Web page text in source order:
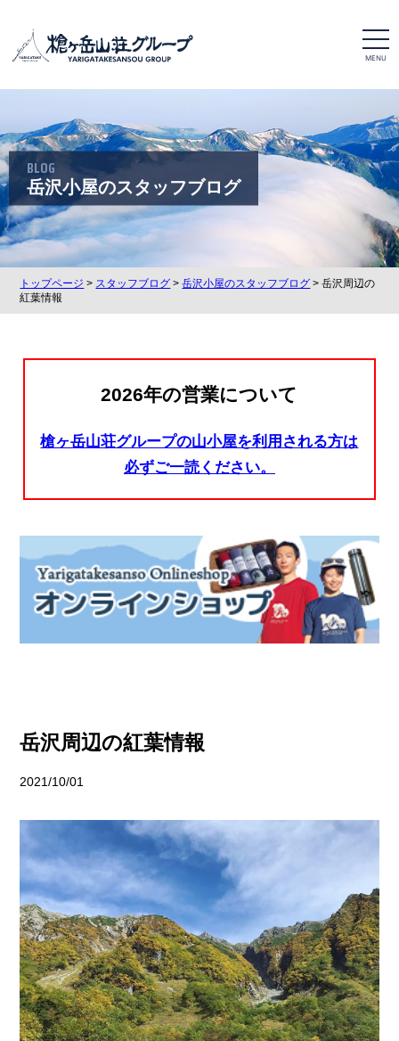
t
o
g
l
n
a
v
g
a
o
n
BLOG
岳沢小屋のスタッフブログ
トップページ > スタッフブログ >岳沢小屋のスタッフブログ > 岳沢周辺の
紅葉情報
2026年の営業について
槍ヶ岳山荘グループの山小屋を利用される方は
必ずご一読ください。
岳沢周辺の紅葉情報
2021/10/01